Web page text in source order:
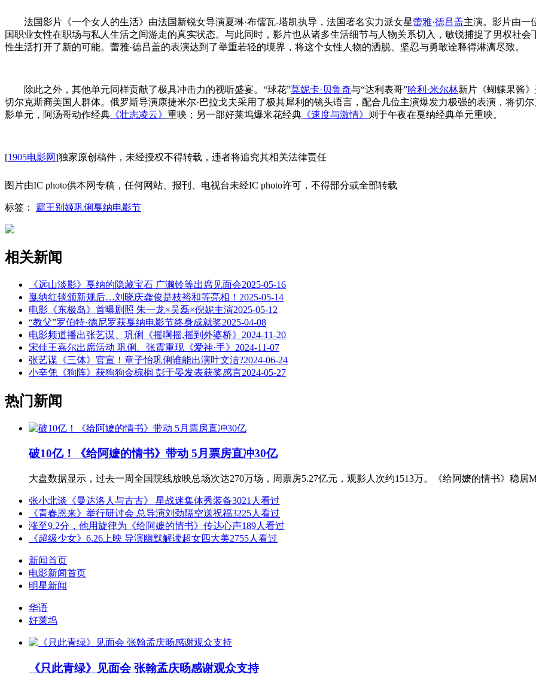
法国影片《一个女人的生活》由法国新锐女导演夏琳·布儒瓦-塔凯执导，法国著名实力派女星蕾雅·德吕盖主演。影片由一
国职业女性在职场与私人生活之间游走的真实状态。与此同时，影片也从诸多生活细节与人物关系切入，敏锐捕捉了男权社
性生活打开了新的可能。蕾雅·德吕盖的表演达到了举重若轻的境界，将这个女性人物的洒脱、坚忍与勇敢诠释得淋漓尽致。
除此之外，其他单元同样贡献了极具冲击力的视听盛宴。“球花”莫妮卡·贝鲁奇与“达利表哥”哈利·米尔林新片《蝴蝶果酱
切尔克斯裔美国人群体。俄罗斯导演康捷米尔·巴拉戈夫采用了极其犀利的镜头语言，配合几位主演爆发力极强的表演，将切
影单元，阿汤哥动作经典 《壮志凌云》 重映；另一部好莱坞爆米花经典 《速度与激情》 则于午夜在戛纳经典单元重映。
[1905电影网]独家原创稿件，未经授权不得转载，违者将追究其相关法律责任
图片由IC photo供本网专稿，任何网站、报刊、电视台未经IC photo许可，不得部分或全部转载
标签： 霸王别姬巩俐戛纳电影节
相关新闻
《远山淡影》戛纳的隐藏宝石 广濑铃等出席见面会2025-05-16
戛纳红毯颁新规后…刘晓庆龚俊是枝裕和等亮相！ 2025-05-14
电影《东极岛》首曝剧照 朱一龙×吴磊×倪妮主演2025-05-12
“教父”罗伯特·德尼罗获戛纳电影节终身成就奖2025-04-08
电影频道播出张艺谋、巩俐《摇啊摇,摇到外婆桥》 2024-11-20
宋佳王嘉尔出席活动 巩俐、张震重现《爱神·手》 2024-11-07
张艺谋《三体》官宣！章子怡巩俐谁能出演叶文洁?2024-06-24
小辛凭《狗阵》获狗狗金棕榈 彭于晏发表获奖感言2024-05-27
热门新闻
破10亿！《给阿嬷的情书》带动 5月票房直冲30亿
大盘数据显示，过去一周全国院线放映总场次达270万场，周票房5.27亿元，观影人次约1513万。《给阿嬷的情书》稳
张小北谈《曼达洛人与古古》 星战迷集体秀装备3021人看过
《青春恩来》举行研讨会 总导演刘劲隔空送祝福3225人看过
涨至9.2分，他用旋律为《给阿嬷的情书》传达心声189人看过
《超级少女》6.26上映 导演幽默解读超女四大美2755人看过
新闻首页
电影新闻首页
明星新闻
华语
好莱坞
《只此青绿》见面会 张翰孟庆旸感谢观众支持